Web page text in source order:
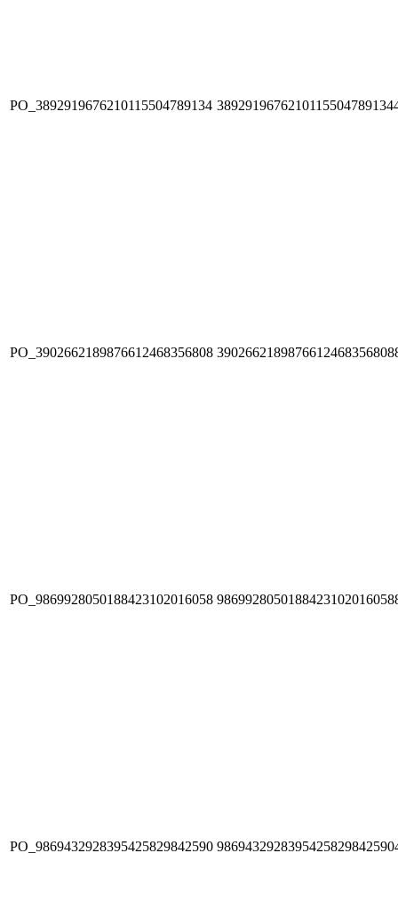
PO_3892919676210115504789134
PO_3902662189876612468356808
PO_9869928050188423102016058
PO_9869432928395425829842590